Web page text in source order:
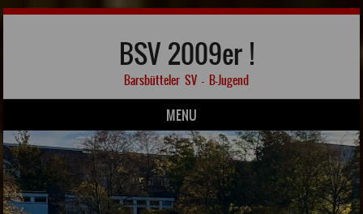
BSV 2009er !
Barsbütteler SV – B-Jugend
MENU
Skip to content